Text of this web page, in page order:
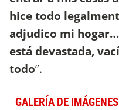
hice todo
adjudico mi hogar…
está devastada,
todo”.
GALERÍA DE IMÁGENES